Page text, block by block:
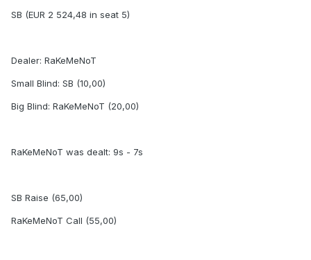
SB (EUR 2 524,48 in seat 5)
Dealer: RaKeMeNoT
Small Blind: SB (10,00)
Big Blind: RaKeMeNoT (20,00)
RaKeMeNoT was dealt: 9s - 7s
SB Raise (65,00)
RaKeMeNoT Call (55,00)